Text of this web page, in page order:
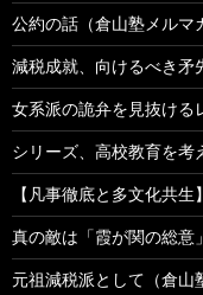
公約の話（倉山塾メルマ
減税成就、向けるべき矛
女系派の詭弁を見抜ける
シリーズ、高校教育を
【凡事徹底と多文化共
真の敵は「霞が関の総意
元祖減税派として（倉山